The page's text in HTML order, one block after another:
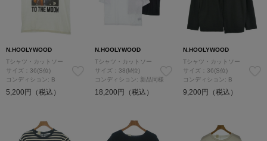
N.HOOLYWOOD
Tシャツ・カットソー
サイズ：36(S位)
コンディション: B
5,200円（税込）
N.HOOLYWOOD
Tシャツ・カットソー
サイズ：38(M位)
コンディション: 新品同様
18,200円（税込）
N.HOOLYWOOD
Tシャツ・カットソー
サイズ：36(S位)
コンディション: B
9,200円（税込）